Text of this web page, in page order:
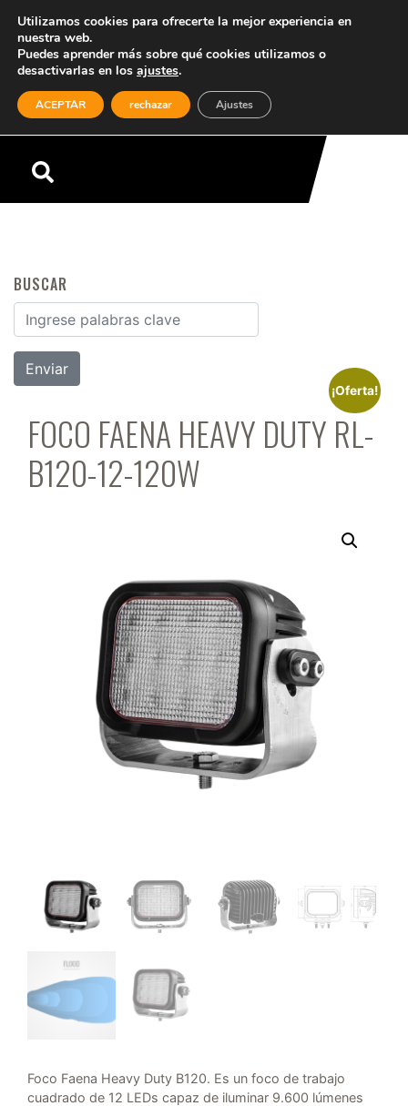
Menú
BUSCAR
Buscar por:
FOCO FAENA HEAVY DUTY RL-
B120-12-120W
¡Oferta!
Foco Faena Heavy Duty B120. Es un foco de trabajo
cuadrado de 12 LEDs capaz de iluminar 9.600 lúmenes
Utilizamos cookies para ofrecerte la mejor experiencia en
nuestra web.
Puedes aprender más sobre qué cookies utilizamos o
desactivarlas en los ajustes.
ACEPTAR rechazar Ajustes